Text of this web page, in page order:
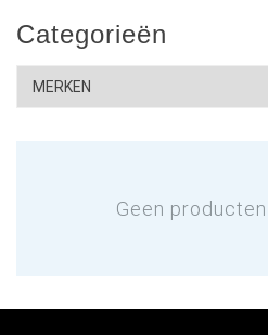
Categorieën
Geen